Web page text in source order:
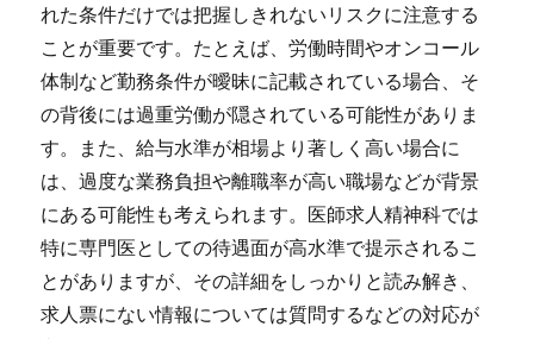
れた条件だけでは把握しきれないリスクに注意する
ことが重要です。たとえば、労働時間やオンコール
体制など勤務条件が曖昧に記載されている場合、そ
の背後には過重労働が隠されている可能性がありま
す。また、給与水準が相場より著しく高い場合に
は、過度な業務負担や離職率が高い職場などが背景
にある可能性も考えられます。医師求人精神科では
特に専門医としての待遇面が高水準で提示されるこ
とがありますが、その詳細をしっかりと読み解き、
求人票にない情報については質問するなどの対応が